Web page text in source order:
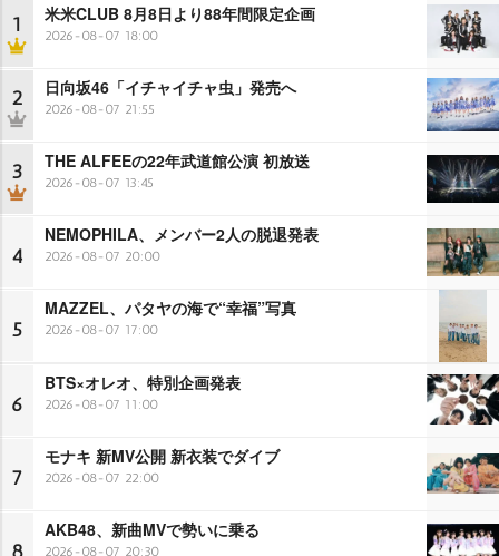
1 米米CLUB 8月8日より88年間限定企画
2026-08-07 18:00
2 日向坂46「イチャイチャ虫」発売へ
2026-08-07 21:55
3 THE ALFEEの22年武道館公演 初放送
2026-08-07 13:45
4
NEMOPHILA、メンバー2人の脱退発表
2026-08-07 20:00
5
MAZZEL、パタヤの海で“幸福”写真
2026-08-07 17:00
6
BTS×オレオ、特別企画発表
2026-08-07 11:00
7
モナキ 新MV公開 新衣装でダイブ
2026-08-07 22:00
AKB48、新曲MVで勢いに乗る
2026-08-07 20:30